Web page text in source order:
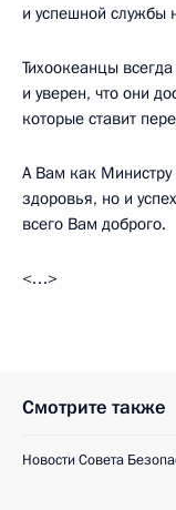
и успешной службы
Тихоокеанцы
и уверен, что они
которые ставит
А Вам как Министру
здоровья, но и
всего Вам доброго.
<…>
Смотрите также
Новости Совета